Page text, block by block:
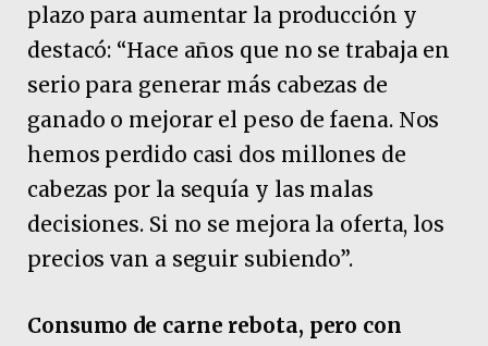
plazo para aumentar la producción y
destacó: “Hace años que no se trabaja en
serio para generar más cabezas de
ganado o mejorar el peso de faena. Nos
hemos perdido casi dos millones de
cabezas por la sequía y las malas
decisiones. Si no se mejora la oferta, los
precios van a seguir subiendo”.
Consumo de carne rebota, pero con